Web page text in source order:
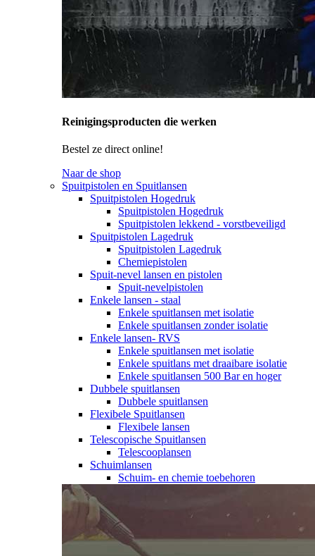
Reinigingsproducten die werken
Bestel ze direct online!
Naar de shop
Spuitpistolen en Spuitlansen
Spuitpistolen Hogedruk
Spuitpistolen Hogedruk
Spuitpistolen lekkend - vorstbeveiligd
Spuitpistolen Lagedruk
Spuitpistolen Lagedruk
Chemiepistolen
Spuit-nevel lansen en pistolen
Spuit-nevelpistolen
Enkele lansen - staal
Enkele spuitlansen met isolatie
Enkele spuitlansen zonder isolatie
Enkele lansen- RVS
Enkele spuitlansen met isolatie
Enkele spuitlans met draaibare isolatie
Enkele spuitlansen 500 Bar en hoger
Dubbele spuitlansen
Dubbele spuitlansen
Flexibele Spuitlansen
Flexibele lansen
Telescopische Spuitlansen
Telescooplansen
Schuimlansen
Schuim- en chemie toebehoren